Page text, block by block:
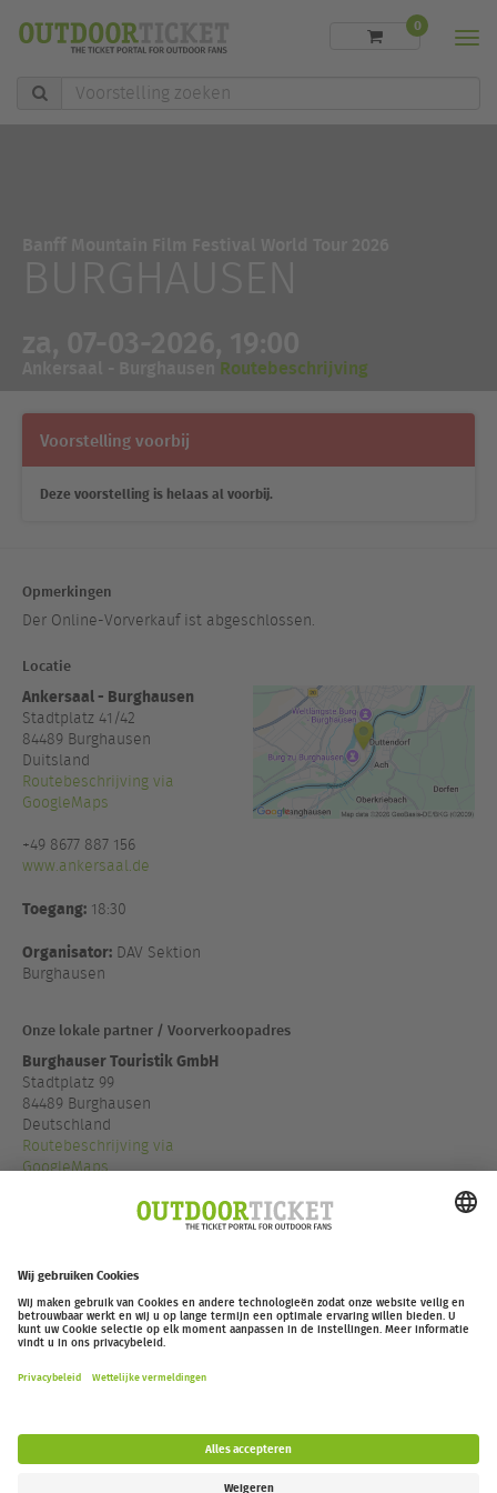
Voorstelling
zoeken
0
Routebeschrijving
Voorstelling voorbij
Deze voorstelling is helaas al voorbij.
Opmerkingen
Der Online-Vorverkauf ist abgeschlossen.
Locatie
Ankersaal - Burghausen
Stadtplatz 41/42
84489 Burghausen
Duitsland
Routebeschrijving via
GoogleMaps
+49 8677 887 156
www.ankersaal.de
Toegang: 18:30
Organisator: DAV Sektion
Burghausen
Onze lokale partner / Voorverkoopadres
Burghauser Touristik GmbH
Stadtplatz 99
84489 Burghausen
Deutschland
Routebeschrijving via
GoogleMaps
www.visit-burghausen.com
outdoor-ticket.net– Een project van
Toegankelijkheidsverklaring